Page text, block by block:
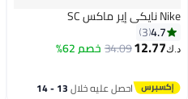
Nike نايكي إير ماكس SC
4.7
3
د.ك‏12.77
34.09خصم 62%
احصل عليه خلال 13 - 14